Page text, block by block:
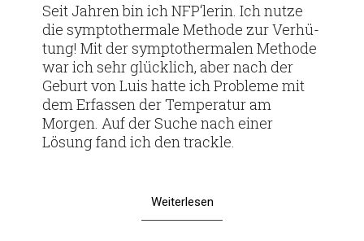
Seit Jahren bin ich NFP‘lerin. Ich nutze
die sym­pto­ther­male Methode zur Ver­hü­
tung! Mit der sym­pto­ther­malen Methode
war ich sehr glück­lich, aber nach der
Geburt von Luis hatte ich Pro­bleme mit
dem Erfassen der Tem­pe­ratur am
Morgen. Auf der Suche nach einer
Lösung fand ich den trackle.
Weiterlesen